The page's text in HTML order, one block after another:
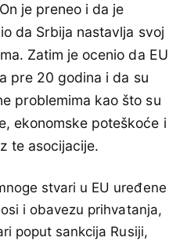
je preneo i da je
da Srbija nastavlja svoj
Zatim je ocenio da EU
pre 20 godina i da su
problemima kao što su
ekonomske poteškoće i
te asocijacije.
stvari u EU uređene
i obavezu prihvatanja,
poput sankcija Rusiji,